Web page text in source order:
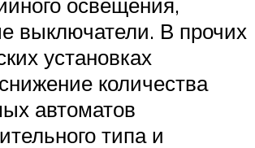
освещения,
выключатели. В прочих
установках
количества
автоматов
типа и